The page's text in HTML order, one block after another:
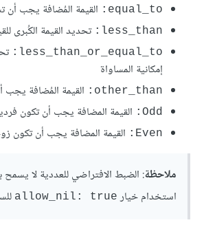
equal_to: القيمة المُضافة يجب أن
less_than: تحديد القيمة الكُبرى
less_than_or_equal_to:
إمكانية المساواة
other_than: القيمة المُضافة يجب
Odd: القيمة المضافة يجب أن تكون
Even: القيمة المضافة يجب أن تكون
ملاحظة
استخدام خيار allow_nil: true